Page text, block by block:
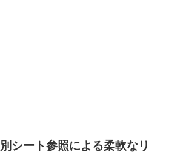
シート参照による柔軟なリ